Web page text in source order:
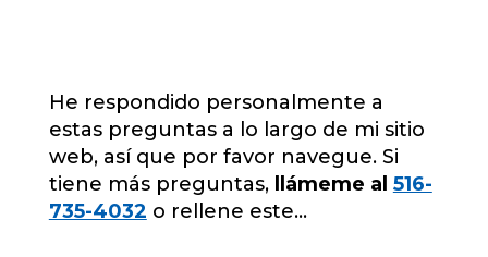
He respondido personalmente a
estas preguntas a lo largo de mi sitio
web, así que por favor navegue. Si
tiene más preguntas,
llámeme al 516-
735-4032 o rellene este…